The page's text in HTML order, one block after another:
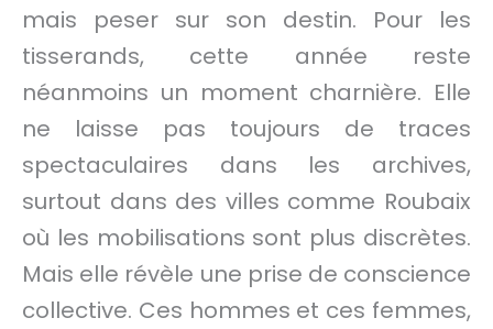
mais peser sur son destin. Pour les
tisserands, cette année reste
néanmoins un moment charnière. Elle
ne laisse pas toujours de traces
spectaculaires dans les archives,
surtout dans des villes comme Roubaix
où les mobilisations sont plus discrètes.
Mais elle révèle une prise de conscience
collective. Ces hommes et ces femmes,